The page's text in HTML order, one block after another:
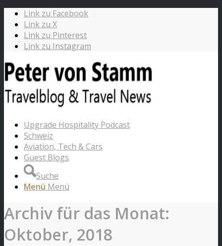
Link zu Facebook
Link zu X
Link zu Pinterest
Link zu Instagram
Upgrade Hospitality Podcast
Schweiz
Aviation, Tech & Cars
Guest Blogs
Suche
Menü Menü
Archiv für das Monat:
Oktober, 2018